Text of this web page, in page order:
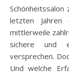
Schönheitssalon
letzten Jahren
mittlerweile
sichere und
versprechen.
Und welche